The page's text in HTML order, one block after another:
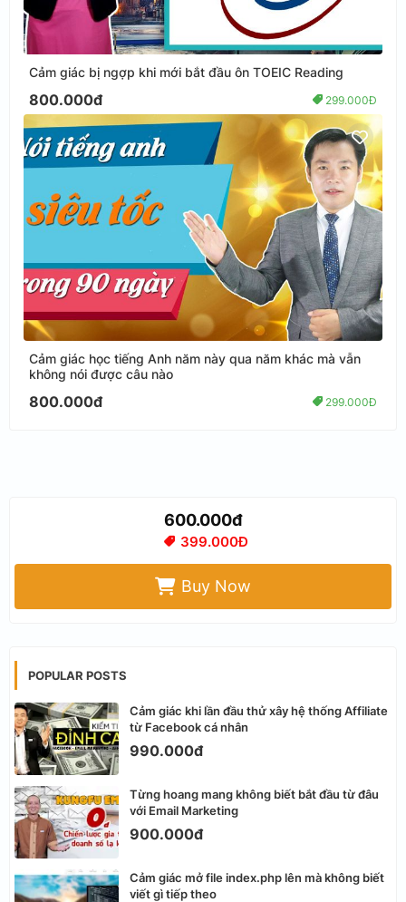
Cảm giác bị ngợp khi mới bắt đầu ôn TOEIC Reading
800.000đ 299.000Đ
Cảm giác học tiếng Anh năm này qua năm khác mà vẫn
không nói được câu nào
800.000đ 299.000Đ
600.000đ
399.000Đ
Buy Now
POPULAR POSTS
Cảm giác khi lần đầu thử xây hệ thống Affiliate
từ Facebook cá nhân
990.000đ
Từng hoang mang không biết bắt đầu từ đâu
với Email Marketing
900.000đ
Cảm giác mở file index.php lên mà không biết
viết gì tiếp theo